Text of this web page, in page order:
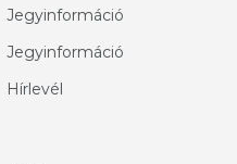
Jegyinformáció
Jegyinformáció
Hírlevél